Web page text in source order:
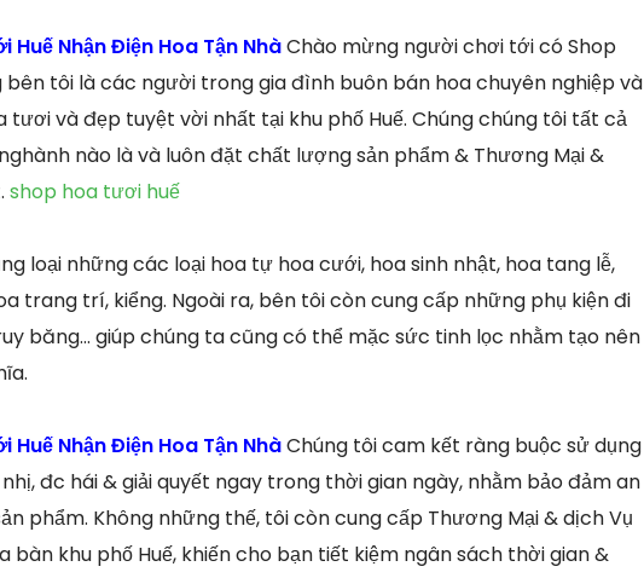
Nhận Điện Hoa Tận NhàChào mừng người chơi tới có Shop
tôi là các người trong gia đình buôn bán hoa chuyên nghiệp và
tươi và đẹp tuyệt vời nhất tại khu phố Huế. Chúng chúng tôi tất cả
nào là và luôn đặt chất lượng sản phẩm & Thương Mại &
shop hoa tươi huế
loại những các loại hoa tự hoa cưới, hoa sinh nhật, hoa tang lễ,
trang trí, kiểng. Ngoài ra, bên tôi còn cung cấp những phụ kiện đi
băng… giúp chúng ta cũng có thể mặc sức tinh lọc nhằm tạo nên
Nhận Điện Hoa Tận NhàChúng tôi cam kết ràng buộc sử dụng
đc hái & giải quyết ngay trong thời gian ngày, nhằm bảo đảm an
phẩm. Không những thế, tôi còn cung cấp Thương Mại & dịch Vụ
khu phố Huế, khiến cho bạn tiết kiệm ngân sách thời gian &